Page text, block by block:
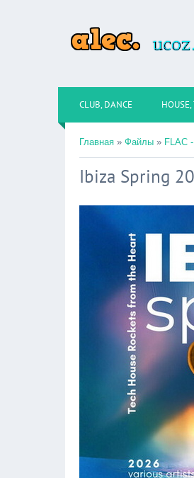
CLUB, DANCE
Главная » Файлы » FLAC
Ibiza Spring